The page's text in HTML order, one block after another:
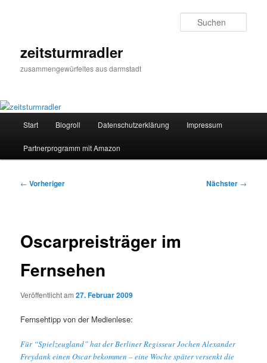
zeitsturmradler
zusammengewürfeltes aus darmstadt
Start Blogroll Datenschutzerklärung Impressum
Partnerprogramm mit Amazon
Beitragsnavigation
← Vorheriger Nächster →
Oscarpreisträger im
Fernsehen
Veröffentlicht am27. Februar 2009
Fernsehtipp von der Medienlese:
Für “Spielzeugland” hat der Berliner Regisseur Jochen Alexander
Freydank einen Oscar bekommen – eine Woche später versenkt die